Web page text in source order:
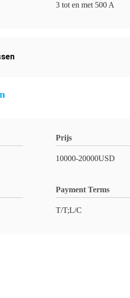
3 tot en met 500 A
Prijs
10000-20000USD
Payment Terms
T/T;L/C